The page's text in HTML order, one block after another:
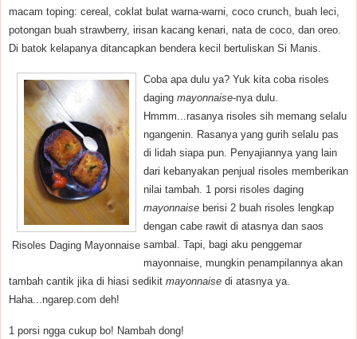
macam toping: cereal, coklat bulat warna-warni, coco crunch, buah leci,
potongan buah strawberry, irisan kacang kenari, nata de coco, dan oreo.
Di batok kelapanya ditancapkan bendera kecil bertuliskan Si Manis.
Risoles Daging Mayonnaise
Coba apa dulu ya? Yuk kita coba risoles
daging mayonnaise-nya dulu.
Hmmm...rasanya risoles sih memang selalu
ngangenin. Rasanya yang gurih selalu pas
di lidah siapa pun. Penyajiannya yang lain
dari kebanyakan penjual risoles memberikan
nilai tambah. 1 porsi risoles daging
mayonnaise berisi 2 buah risoles lengkap
dengan cabe rawit di atasnya dan saos
sambal. Tapi, bagi aku penggemar
mayonnaise, mungkin penampilannya akan
tambah cantik jika di hiasi sedikit mayonnaise di atasnya ya.
Haha...ngarep.com deh!
1 porsi ngga cukup bo! Nambah dong!